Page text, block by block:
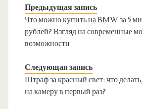
Предыдущая запись
Что можно купить на BMW за 5
рублей? Взгляд на современные
возможности
Следующая запись
Штраф за красный свет: что
на камеру в первый раз?